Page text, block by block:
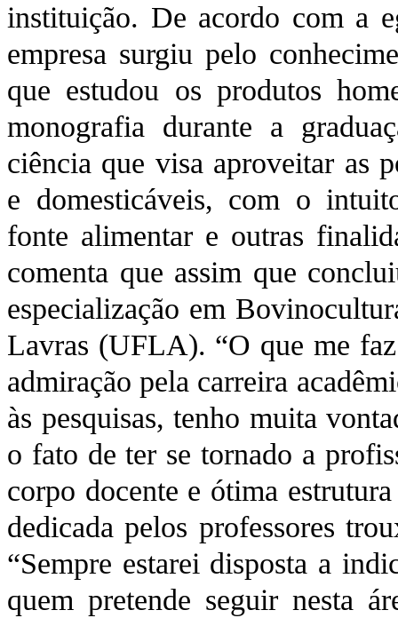
instituição. De acordo com a
empresa surgiu pelo
que estudou os produtos
monografia durante a
ciência que visa aproveitar as
e domesticáveis, com o
fonte alimentar e outras
comenta que assim que
especialização em
Lavras (UFLA). “O que me
admiração pela carreira
às pesquisas, tenho muita
o fato de ter se tornado a
corpo docente e ótima
dedicada pelos professores
“Sempre estarei disposta a
quem pretende seguir nesta